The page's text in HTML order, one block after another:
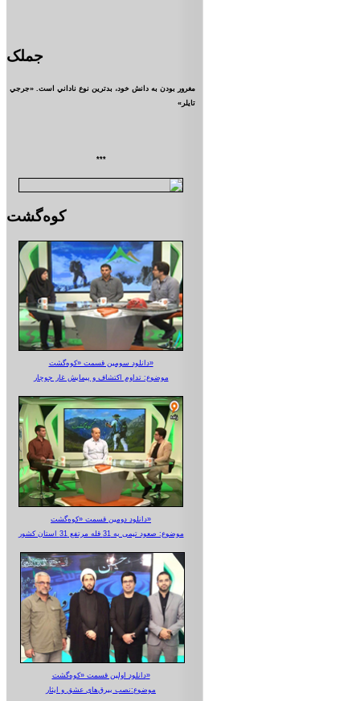
جملک
مغرور بودن به دانش خود، بدترين نوع ناداني است. «جرجي
تايلر»
***
کوه‌گشت
دانلود سومین قسمت «کوه‌گشت»
موضوع: تداوم اکتشاف و پیمایش غار جوجار
دانلود دومین قسمت «کوه‌گشت»
موضوع: صعود تیمی به 31 قله مرتفع 31 استان کشور
دانلود اولین قسمت «کوه‌گشت»
موضوع:نصب بیرق‌های عشق و ایثار